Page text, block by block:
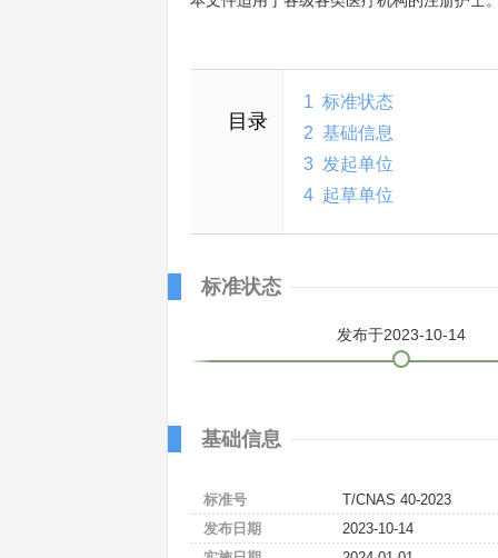
目录
1 标准状态
2 基础信息
3 发起单位
4 起草单位
标准状态
发布于2023-10-14
基础信息
标准号
T/CNAS 40-2023
发布日期
2023-10-14